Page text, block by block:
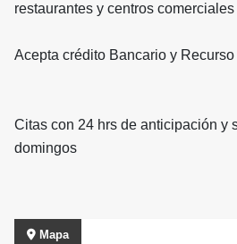
restaurantes y centros
Acepta crédito Bancario y
Citas con 24 hrs de anticipación y
domingos
Mapa